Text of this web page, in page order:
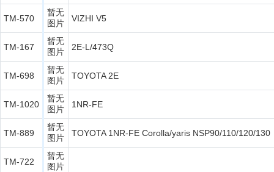
TM-570
暂无
图片
VIZHI V5
TM-167
暂无
图片
2E-L/473Q
TM-698
暂无
图片
TOYOTA 2E
TM-1020
暂无
图片
1NR-FE
TM-889
暂无
图片
TOYOTA 1NR-FE Corolla/yaris NSP90/110/120/130
TM-722
暂无
图片